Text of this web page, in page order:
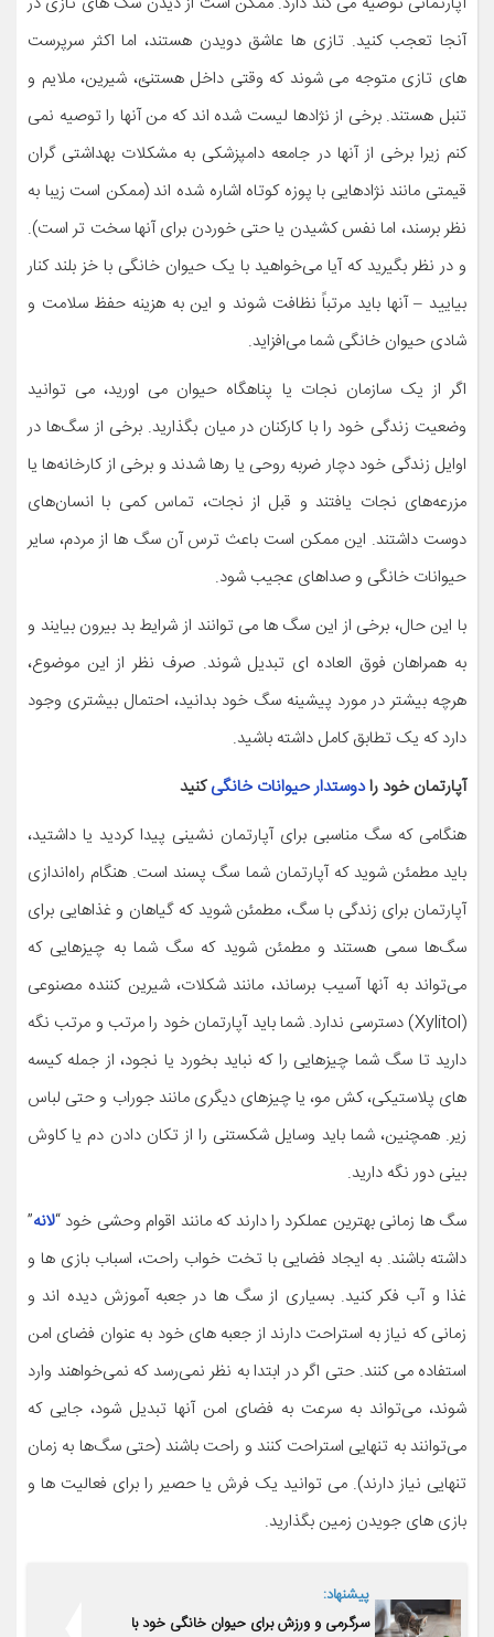
آنجا تعجب کنید. تازی ها عاشق دویدن هستند، اما اکثر سرپرست
های تازی متوجه می شوند که وقتی داخل هستنئ، شیرین، ملایم و
تنبل هستند. برخی از نژادها لیست شده اند که من آنها را توصیه نمی
کنم زیرا برخی از آنها در جامعه دامپزشکی به مشکلات بهداشتی گران
قیمتی مانند نژادهایی با پوزه کوتاه اشاره شده اند (ممکن است زیبا به
نظر برسند، اما نفس کشیدن یا حتی خوردن برای آنها سخت تر است).
و در نظر بگیرید که آیا می‌خواهید با یک حیوان خانگی با خز بلند کنار
بیایید – آنها باید مرتباً نظافت شوند و این به هزینه حفظ سلامت و
شادی حیوان خانگی شما می‌افزاید.
اگر از یک سازمان نجات یا پناهگاه حیوان می اورید، می توانید
وضعیت زندگی خود را با کارکنان در میان بگذارید. برخی از سگ‌ها در
اوایل زندگی خود دچار ضربه روحی یا رها شدند و برخی از کارخانه‌ها یا
مزرعه‌های نجات یافتند و قبل از نجات، تماس کمی با انسان‌های
دوست داشتند. این ممکن است باعث ترس آن سگ ها از مردم، سایر
حیوانات خانگی و صداهای عجیب شود.
با این حال، برخی از این سگ ها می توانند از شرایط بد بیرون بیایند و
به همراهان فوق العاده ای تبدیل شوند. صرف نظر از این موضوع،
هرچه بیشتر در مورد پیشینه سگ خود بدانید، احتمال بیشتری وجود
دارد که یک تطابق کامل داشته باشید.
آپارتمان خود رادوستدار حیوانات خانگیکنید
هنگامی که سگ مناسبی برای آپارتمان نشینی پیدا کردید یا داشتید،
باید مطمئن شوید که آپارتمان شما سگ پسند است. هنگام راه‌اندازی
آپارتمان برای زندگی با سگ، مطمئن شوید که گیاهان و غذاهایی برای
سگ‌ها سمی هستند و مطمئن شوید که سگ شما به چیزهایی که
می‌تواند به آنها آسیب برساند، مانند شکلات، شیرین کننده مصنوعی
(Xylitol) دسترسی ندارد. شما باید آپارتمان خود را مرتب و مرتب نگه
دارید تا سگ شما چیزهایی را که نباید بخورد یا نجود، از جمله کیسه
های پلاستیکی، کش مو، یا چیزهای دیگری مانند جوراب و حتی لباس
زیر. همچنین، شما باید وسایل شکستنی را از تکان دادن دم یا کاوش
بینی دور نگه دارید.
سگ ها زمانی بهترین عملکرد را دارند که مانند اقوام وحشی خود “لانه”
داشته باشند. به ایجاد فضایی با تخت خواب راحت، اسباب بازی ها و
غذا و آب فکر کنید. بسیاری از سگ ها در جعبه آموزش دیده اند و
زمانی که نیاز به استراحت دارند از جعبه های خود به عنوان فضای امن
استفاده می کنند. حتی اگر در ابتدا به نظر نمی‌رسد که نمی‌خواهند وارد
شوند، می‌تواند به سرعت به فضای امن آنها تبدیل شود، جایی که
می‌توانند به تنهایی استراحت کنند و راحت باشند (حتی سگ‌ها به زمان
تنهایی نیاز دارند). می توانید یک فرش یا حصیر را برای فعالیت ها و
بازی های جویدن زمین بگذارید.
پیشنهاد:
سرگرمی و ورزش برای حیوان خانگی خود با